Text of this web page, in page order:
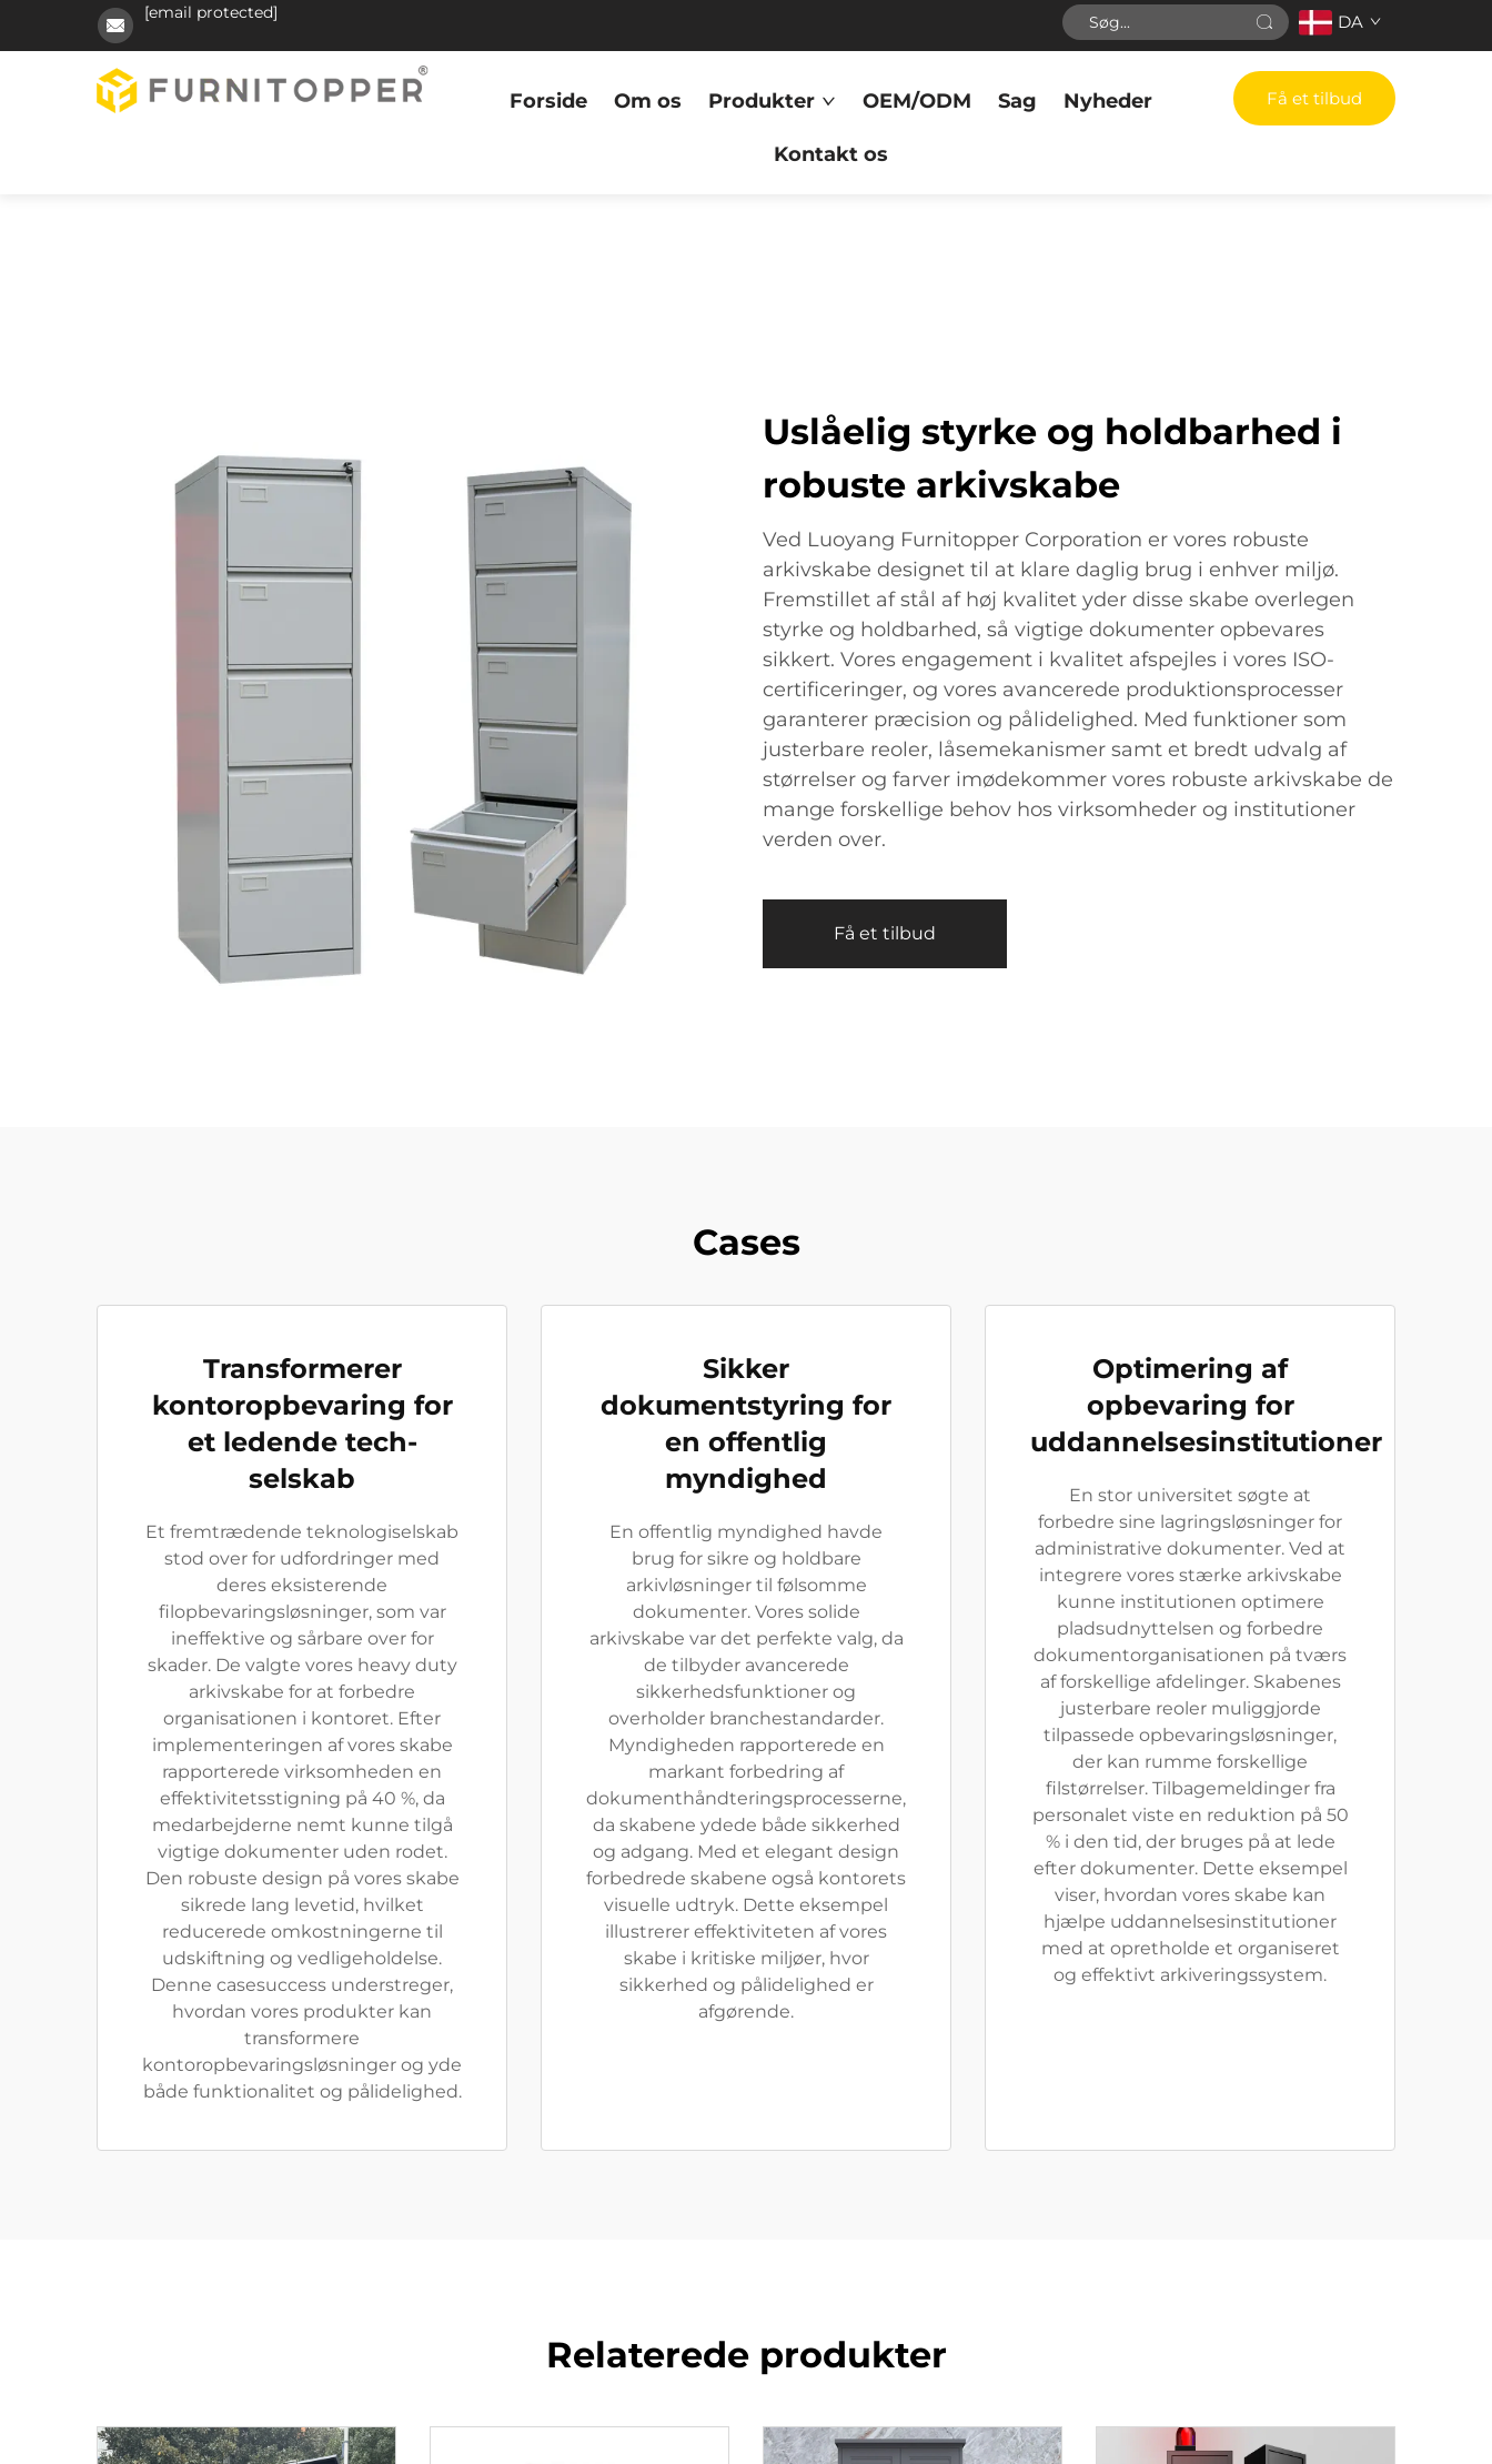
[email protected] DA
Forside Om os Produkter OEM/ODM Sag Nyheder
Kontakt os
Få et tilbud
Uslåelig styrke og holdbarhed i
robuste arkivskabe
Ved Luoyang Furnitopper Corporation er vores robuste
arkivskabe designet til at klare daglig brug i enhver miljø.
Fremstillet af stål af høj kvalitet yder disse skabe overlegen
styrke og holdbarhed, så vigtige dokumenter opbevares
sikkert. Vores engagement i kvalitet afspejles i vores ISO-
certificeringer, og vores avancerede produktionsprocesser
garanterer præcision og pålidelighed. Med funktioner som
justerbare reoler, låsemekanismer samt et bredt udvalg af
størrelser og farver imødekommer vores robuste arkivskabe de
mange forskellige behov hos virksomheder og institutioner
verden over.
Få et tilbud
Cases
Transformerer
kontoropbevaring for
et ledende tech-
selskab
Et fremtrædende teknologiselskab
stod over for udfordringer med
deres eksisterende
filopbevaringsløsninger, som var
ineffektive og sårbare over for
skader. De valgte vores heavy duty
arkivskabe for at forbedre
organisationen i kontoret. Efter
implementeringen af vores skabe
rapporterede virksomheden en
effektivitetsstigning på 40 %, da
medarbejderne nemt kunne tilgå
vigtige dokumenter uden rodet.
Den robuste design på vores skabe
sikrede lang levetid, hvilket
reducerede omkostningerne til
udskiftning og vedligeholdelse.
Denne casesuccess understreger,
hvordan vores produkter kan
transformere
kontoropbevaringsløsninger og yde
både funktionalitet og pålidelighed.
Sikker
dokumentstyring for
en offentlig
myndighed
En offentlig myndighed havde
brug for sikre og holdbare
arkivløsninger til følsomme
dokumenter. Vores solide
arkivskabe var det perfekte valg, da
de tilbyder avancerede
sikkerhedsfunktioner og
overholder branchestandarder.
Myndigheden rapporterede en
markant forbedring af
dokumenthåndteringsprocesserne,
da skabene ydede både sikkerhed
og adgang. Med et elegant design
forbedrede skabene også kontorets
visuelle udtryk. Dette eksempel
illustrerer effektiviteten af vores
skabe i kritiske miljøer, hvor
sikkerhed og pålidelighed er
afgørende.
Optimering af
opbevaring for
uddannelsesinstitutioner
En stor universitet søgte at
forbedre sine lagringsløsninger for
administrative dokumenter. Ved at
integrere vores stærke arkivskabe
kunne institutionen optimere
pladsudnyttelsen og forbedre
dokumentorganisationen på tværs
af forskellige afdelinger. Skabenes
justerbare reoler muliggjorde
tilpassede opbevaringsløsninger,
der kan rumme forskellige
filstørrelser. Tilbagemeldinger fra
personalet viste en reduktion på 50
% i den tid, der bruges på at lede
efter dokumenter. Dette eksempel
viser, hvordan vores skabe kan
hjælpe uddannelsesinstitutioner
med at opretholde et organiseret
og effektivt arkiveringssystem.
Relaterede produkter